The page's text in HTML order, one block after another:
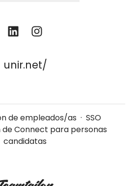
unir.net/
de empleados/as · SSO
de Connect para personas
candidatas